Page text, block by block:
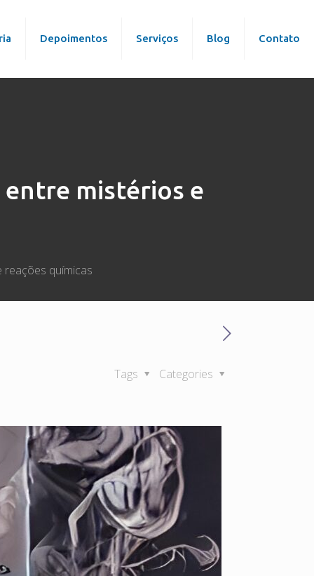
Depoimentos Serviços Blog Contato
mistérios e
químicas
Categories
Tags